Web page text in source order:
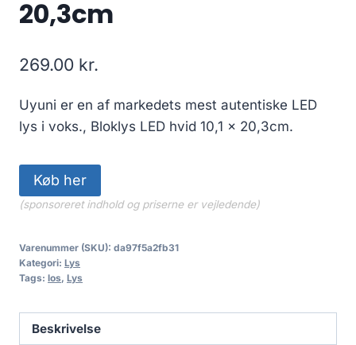
20,3cm
269.00 kr.
Uyuni er en af markedets mest autentiske LED
lys i voks., Bloklys LED hvid 10,1 x 20,3cm.
Køb her
(sponsoreret indhold og priserne er vejledende)
Varenummer (SKU): da97f5a2fb31
Kategori: Lys
Tags: los, Lys
Beskrivelse